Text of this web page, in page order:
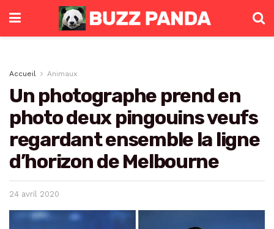
Accueil Animaux
Un photographe prend en
photo deux pingouins veufs
regardant ensemble la ligne
d’horizon de Melbourne
24 avril 2020